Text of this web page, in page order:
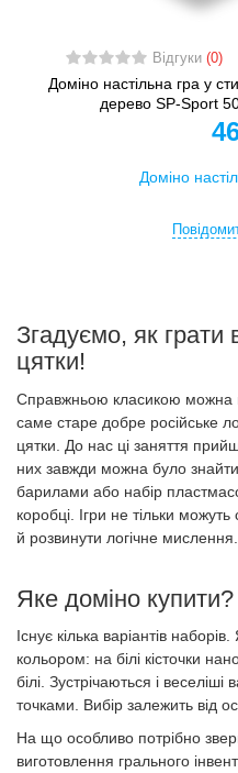
Відгуки(0)
Доміно настільна гра у
дерево SP-Sport
Згадуємо, як грати
цятки!
Справжньою класикою можна
саме старе добре російське
цятки. До нас ці заняття
них завжди можна було
барилами або набір
коробці. Ігри не тільки
й розвинути логічне мислення.
Яке доміно купити?
Існує кілька варіантів
кольором: на білі кісточки
білі. Зустрічаються і
точками. Вибір залежить від
На що особливо потрібно
виготовлення грального